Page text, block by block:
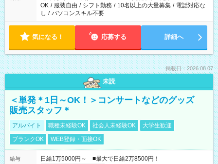
OK / 服装自由 / シフト勤務 / 10名以上の大量募集 / 電話対応な
し / パソコンスキル不要
気になる！ 応募する 詳細へ
掲載日：2026.08.07
未読
＜単発＊1日～OK！＞コンサートなどのグッズ
販売スタッフ＊
アルバイト 職種未経験OK 社会人未経験OK
大学生歓迎
ブランクOK
WEB登録・面接OK
給与
日給1万5000円～ ■最大で日給2万8500円！